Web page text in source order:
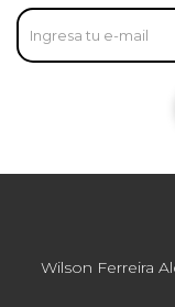
Wilson Ferreira